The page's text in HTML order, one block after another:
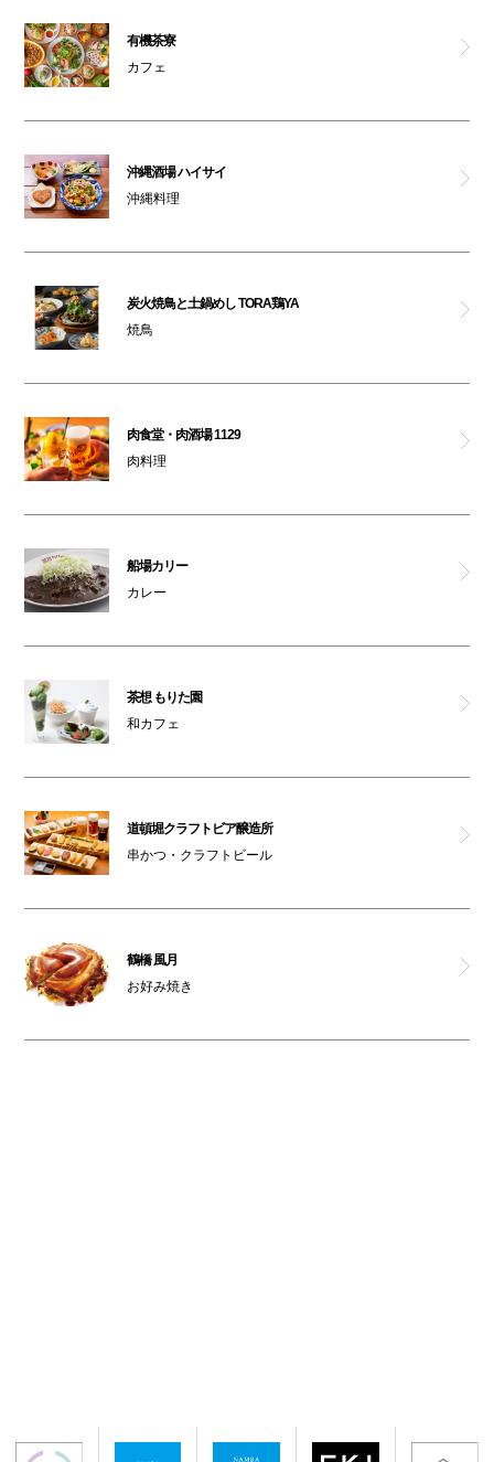
有機茶寮
カフェ
沖縄酒場 ハイサイ
沖縄料理
炭火焼鳥と土鍋めし TORA鶏YA
焼鳥
肉食堂・肉酒場 1129
肉料理
船場カリー
カレー
茶想 もりた園
和カフェ
道頓堀クラフトビア醸造所
串かつ・クラフトビール
鶴橋 風月
お好み焼き